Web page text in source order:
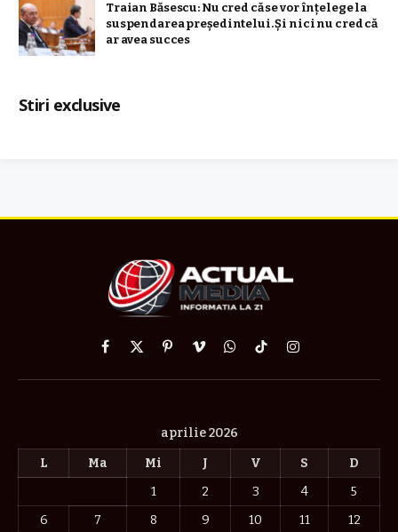
Traian Băsescu: Nu cred că se vor înţelege la
suspendarea preşedintelui. Şi nici nu cred că
ar avea succes
Stiri exclusive
Facebook
X
PinterestVimeoWhatsApp
TikTokInstagram
aprilie 2026
L
Ma Mi J V S
D
1
2 3 4
5
6
7 8 9 10 11
12